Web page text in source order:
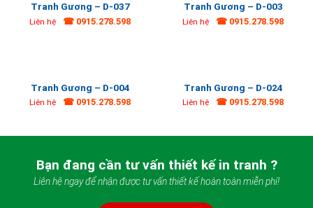
Tranh Gương – D-037
Liên hệ ☎ 0915.278.598
Tranh Gương – D-003
Liên hệ ☎ 0915.278.598
Tranh Gương – D-004
Liên hệ ☎ 0915.278.598
Tranh Gương – D-024
Liên hệ ☎ 0915.278.598
Bạn đang cần tư vấn thiết kế in tranh ?
Liên hệ ngay để nhận được tư vấn thiết kế hoàn toàn miễn phí!